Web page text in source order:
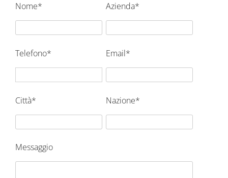
Nome* Azienda*
Telefono* Email*
Città* Nazione*
Messaggio